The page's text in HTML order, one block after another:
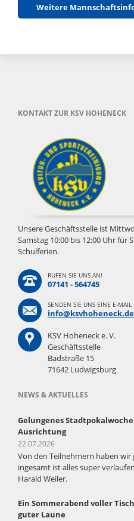
Weitere
KONTAKT ZUR KSV HOHENECK
Unsere Geschäftsstelle ist
Samstag 10:00 bis 12:00 Uhr für
Schulferien.
RUFEN SIE UNS AN!
07141 - 564745
SENDEN SIE UNS EINE E-MAIL
info@ksvhoheneck.de
KSV Hoheneck e. V.
Geschäftsstelle
Badstraße 15
71642 Ludwigsburg
NEWS & AKTUELLES
Gelungenes
Ausrichtung
22.07.2026
Von den Teilnehmern haben
ingesamt ist alles super
Harald Weiler.
Ein Sommerabend voller
guter Laune